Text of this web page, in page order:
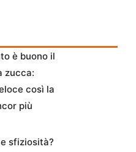
è buono il
zucca:
così la
più
sfiziosità?